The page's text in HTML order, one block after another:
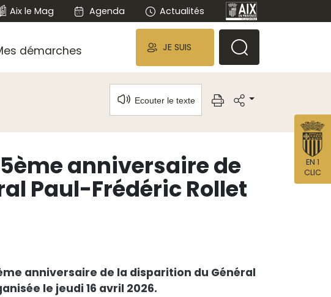
Aix le Mag Agenda Actualités
démarches JE SUIS
Ecouter le texte
anniversaire de
Paul-Frédéric Rollet
anniversaire de la disparition du Général
le jeudi 16 avril 2026.
EN 1
CLIC